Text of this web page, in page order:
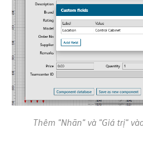
Thêm "Nhãn" và "Giá trị"